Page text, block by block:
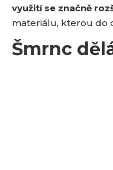
využití se značně
materiálu, kterou do
Šmrnc